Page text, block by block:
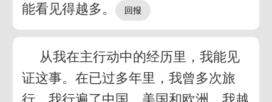
能看见得越多。
从我在主行动中的经历里，我能见
证这事。在已过多年里，我曾多次旅